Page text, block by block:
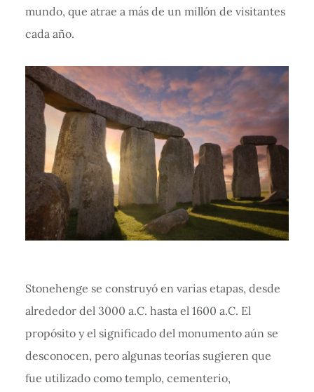
mundo, que atrae a más de un millón de visitantes
cada año.
Stonehenge se construyó en varias etapas, desde
alrededor del 3000 a.C. hasta el 1600 a.C. El
propósito y el significado del monumento aún se
desconocen, pero algunas teorías sugieren que
fue utilizado como templo, cementerio,